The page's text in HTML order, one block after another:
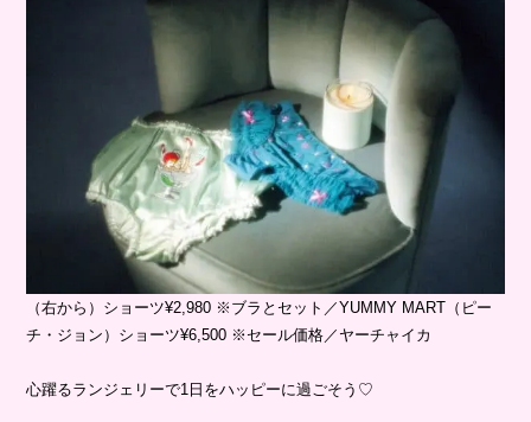
（右から）ショーツ¥2,980 ※ブラとセット／YUMMY MART（ピー
チ・ジョン）ショーツ¥6,500 ※セール価格／ヤーチャイカ
心躍るランジェリーで1日をハッピーに過ごそう♡